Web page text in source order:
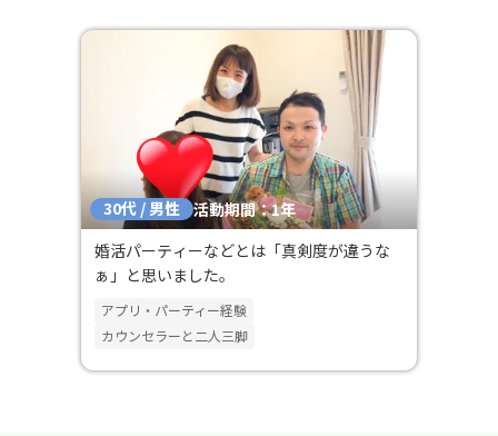
力を感じ一歩踏み出してみることに決め
ました。(プロフィール文もとても丁寧に
作っていただき感動しました) 活動が始
まってからは担当カウンセラーの鈴木さ
んと連絡をとりながら自分のペースで進
めることができました。体調面などで無
理ができない事情がありましたがそれも
考慮した上で、「無理のないようにやっ
ていきましょうと」優しく寄り添ってサ
ポートしていただきました。 初めてのお
見合いでとても優しく穏やかな方と出会
うことができ、少しずつ関係を育むこと
ができました。入会当初の目標である半
年で成婚退会ができたことには本当にび
っくりしております。 本当にありがとう
30代 / 男性 活動期間：1年
婚活パーティーなどとは「真剣度が違うな
ぁ」と思いました。
アプリ・パーティー経験
カウンセラーと二人三脚